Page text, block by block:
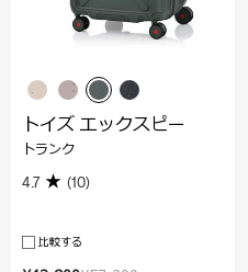
トイズ エックスピー
トランク
4.7 (10)
比較する